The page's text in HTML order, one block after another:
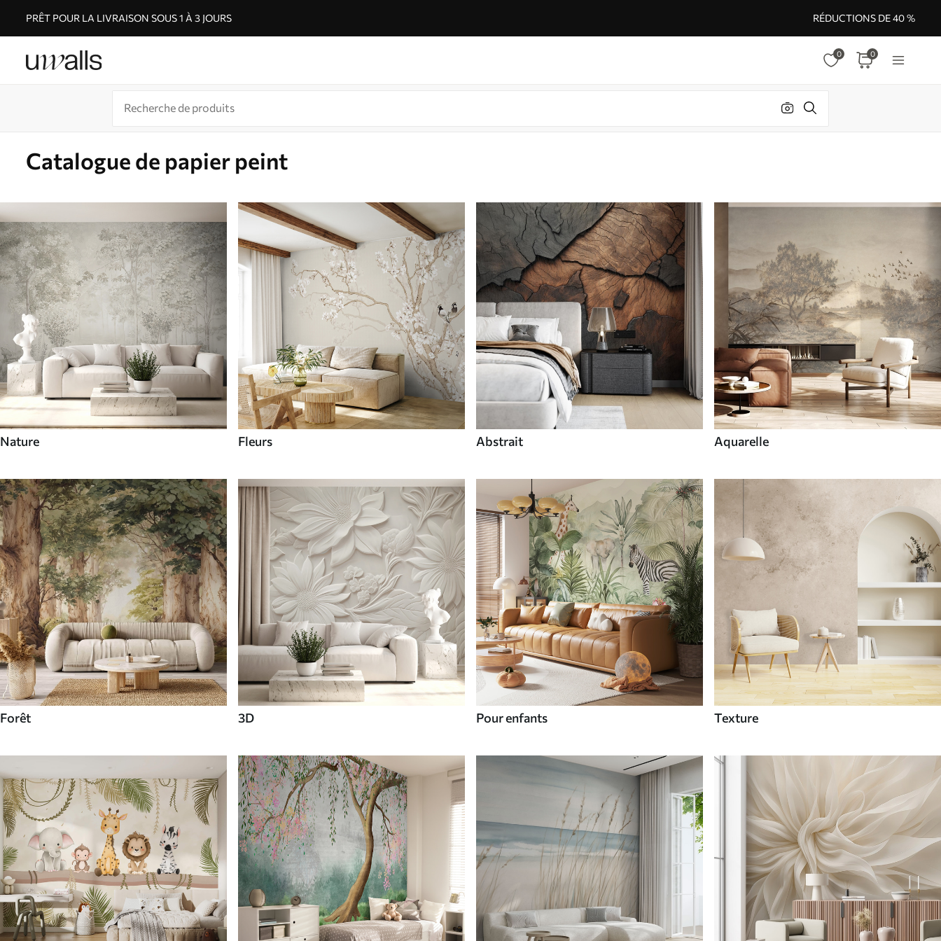
PRÊT POUR LA LIVRAISON SOUS 1 À 3 JOURS RÉDUCTIONS DE 40 %
0 0
Catalogue de papier peint
Nature Fleurs Abstrait Aquarelle
Forêt 3D Pour enfants Texture